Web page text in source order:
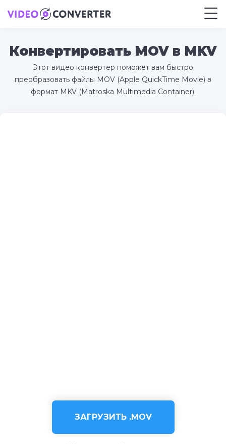
Конвертировать MOV в MKV
Этот видео конвертер поможет вам быстро
преобразовать файлы MOV (Apple QuickTime Movie) в
формат MKV (Matroska Multimedia Container).
ЗАГРУЗИТЬ .MOV